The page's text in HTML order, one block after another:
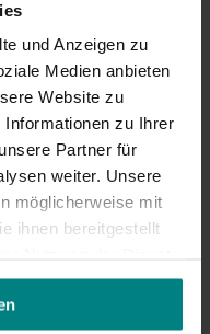
und Anzeigen zu
Medien anbieten
Website zu
zu Ihrer
Partner für
weiter. Unsere
möglicherweise mit
ihnen bereitgestellt